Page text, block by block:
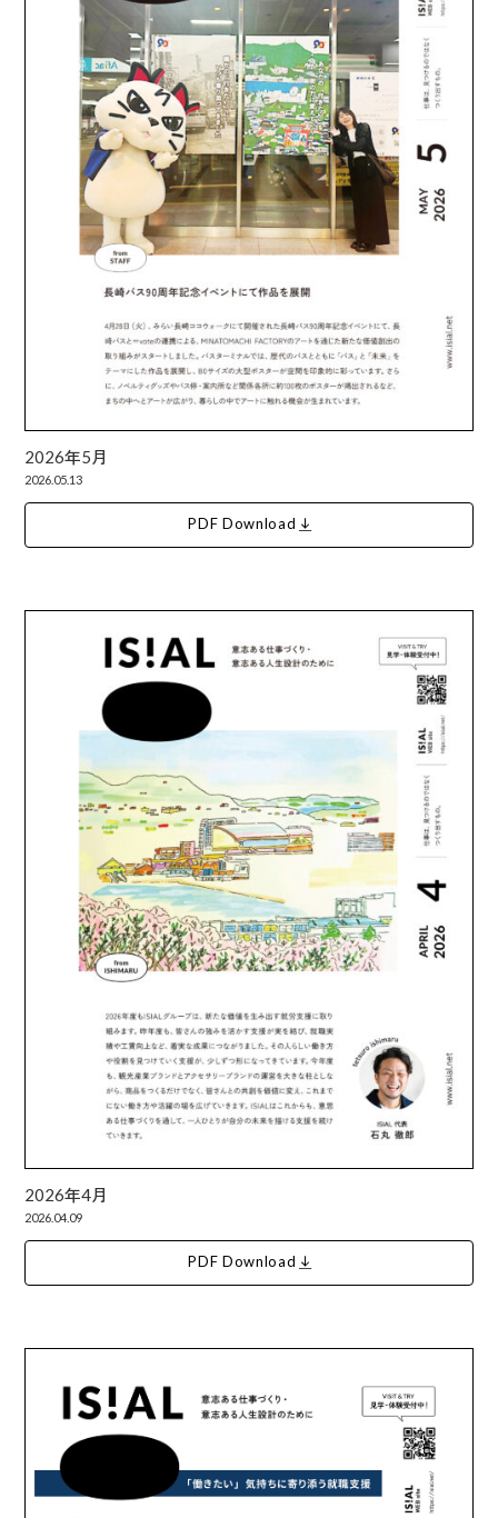
2026年5月
2026.05.13
PDF Download
2026年4月
2026.04.09
PDF Download